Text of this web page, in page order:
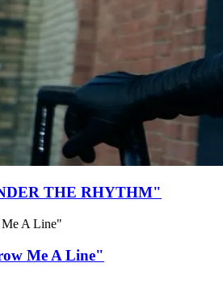
THE RHYTHM"
Me A Line"